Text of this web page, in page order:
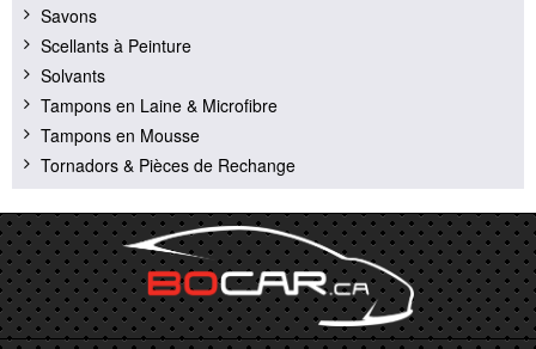
Savons
Scellants à Peinture
Solvants
Tampons en Laine & Microfibre
Tampons en Mousse
Tornadors & Pièces de Rechange